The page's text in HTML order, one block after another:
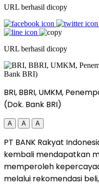
URL berhasil dicopy
URL berhasil dicopy
BRI, BBRI, UMKM,
(Dok. Bank BRI)
A A A
PT BANK Rakyat
kembali mendapatkan
memperoleh
melalui rekomendasi